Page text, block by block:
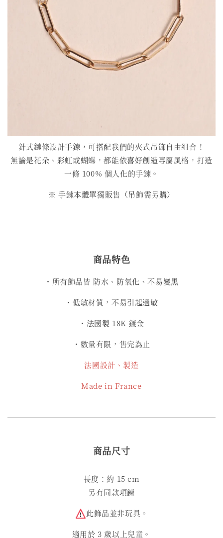
針式鏈條設計手鍊，可搭配我們的夾式吊飾自由組合！
無論是花朵、彩虹或蝴蝶，都能依喜好創造專屬風格，打造
一條 100% 個人化的手鍊。
※ 手鍊本體單獨販售（吊飾需另購）
商品特色
・所有飾品皆 防水、防氧化、不易變黑
・低敏材質，不易引起過敏
・法國製 18K 鍍金
・數量有限，售完為止
法國設計、製造
Made in France
商品尺寸
長度：約 15 cm
另有同款項鍊
此飾品並非玩具。
適用於 3 歲以上兒童。